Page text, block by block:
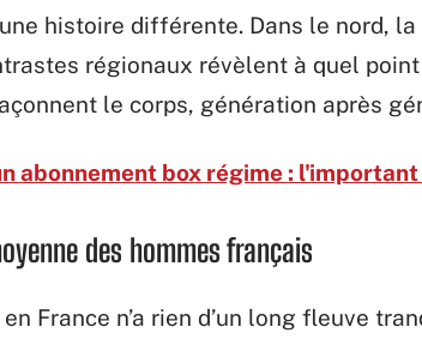
histoire différente. Dans le nord, la
régionaux révèlent à quel
le corps, génération après
abonnement box régime :
des hommes français
France n’a rien d’un long fleuve